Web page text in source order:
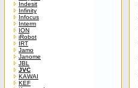
Indesit
Infinity
Infocus
Interm
ION
iRobot
IRT
Jamo
Janome
JBL
JVC
KAWAI
KEF